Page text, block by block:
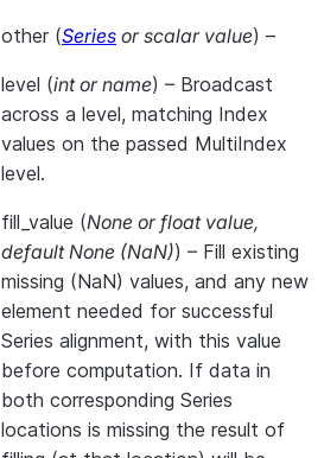
other (Series orscalar value) –
level (intorname) – Broadcast
across a level, matching Index
values on the passed MultiIndex
level.
fill_value (None orfloat value,
default None (NaN)) – Fill existing
missing (NaN) values, and any new
element needed for successful
Series alignment, with this value
before computation. If data in
both corresponding Series
locations is missing the result of